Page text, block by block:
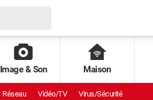
Image & Son Maison
Réseau Vidéo/TV Virus/Sécurité